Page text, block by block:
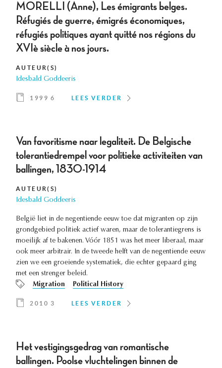
MORELLI (Anne), Les émigrants belges.
Réfugiés de guerre, émigrés économiques,
réfugiés politiques ayant quitté nos régions du
XVIè siècle à nos jours.
AUTEUR(S)
Idesbald Goddeeris
1999 6 LEES VERDER
Van favoritisme naar legaliteit. De Belgische
tolerantiedrempel voor politieke activiteiten van
ballingen, 1830-1914
AUTEUR(S)
Idesbald Goddeeris
België liet in de negentiende eeuw toe dat migranten op zijn
grondgebied politiek actief waren, maar de tolerantiegrens is
moeilijk af te bakenen. Vóór 1851 was het meer liberaal, maar
ook meer arbitrair. In de tweede helft van de negentiende eeuw
zien we een groeiende systematiek, die echter gepaard ging
met een strenger beleid.
Migration
Political History
2010 3 LEES VERDER
Het vestigingsgedrag van romantische
ballingen. Poolse vluchtelingen binnen de